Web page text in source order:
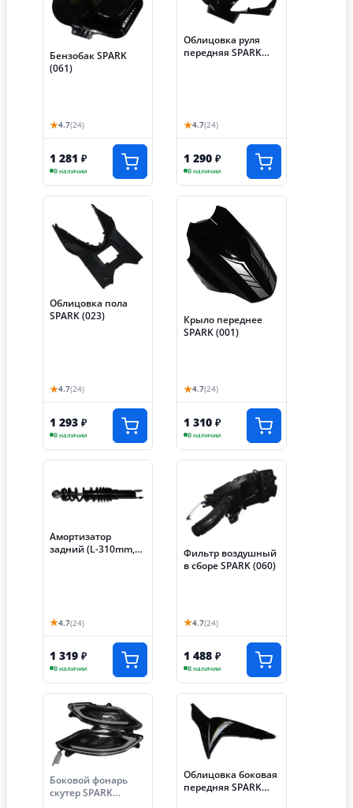
Бензобак SPARK
(061)
★4.7(24)
1 281 ₽
В наличии
Облицовка руля
передняя SPARK
★4.7(24)
1 290 ₽
В наличии
Облицовка пола
SPARK (023)
★4.7(24)
1 293 ₽
В наличии
Крыло переднее
SPARK (001)
★4.7(24)
1 310 ₽
В наличии
Амортизатор
задний (L-310mm,
★4.7(24)
1 319 ₽
В наличии
Фильтр воздушный
в сборе SPARK (060)
★4.7(24)
1 488 ₽
В наличии
Боковой фонарь
скутер SPARK
Облицовка боковая
передняя SPARK